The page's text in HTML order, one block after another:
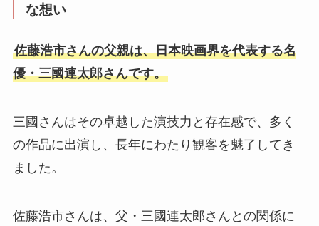
な想い
佐藤浩市さんの父親は、日本映画界を代表する名
優・三國連太郎さんです。
三國さんはその卓越した演技力と存在感で、多く
の作品に出演し、長年にわたり観客を魅了してき
ました。
佐藤浩市さんは、父・三國連太郎さんとの関係に